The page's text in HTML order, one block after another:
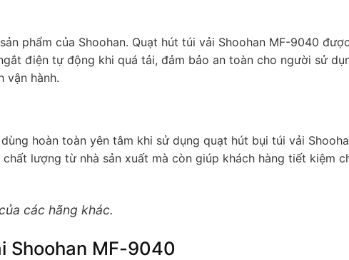
phẩm của Shoohan. Quạt hút túi vải Shoohan MF-9040 được
điện tự động khi quá tải, đảm bảo an toàn cho người sử
vận hành.
hoàn toàn yên tâm khi sử dụng quạt hút bụi túi vải
lượng từ nhà sản xuất mà còn giúp khách hàng tiết kiệm
các hãng khác.
Shoohan MF-9040